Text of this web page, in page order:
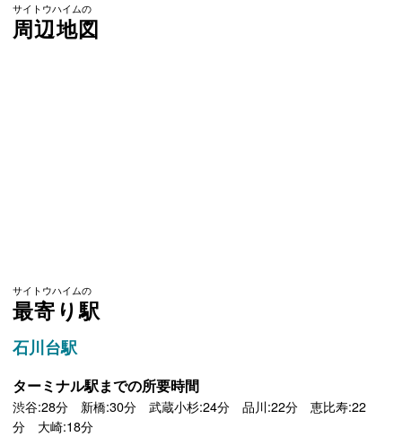
サイトウハイムの
周辺地図
サイトウハイムの
最寄り駅
石川台駅
ターミナル駅までの所要時間
渋谷:28分 新橋:30分 武蔵小杉:24分 品川:22分 恵比寿:22
分 大崎:18分